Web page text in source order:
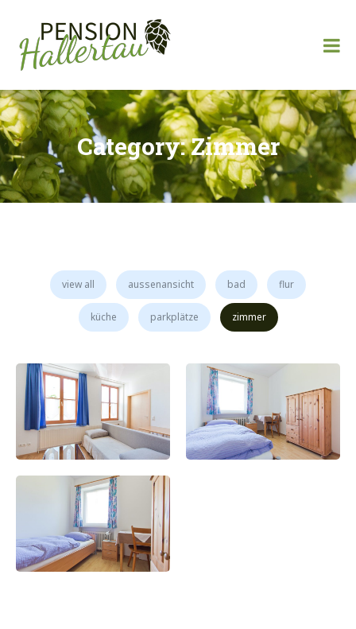
content
Pension Hallertau
Category:Zimmer
view all aussenansicht bad flur
küche parkplätze zimmer